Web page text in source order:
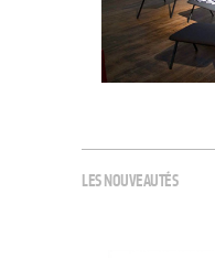
LES NOUVEAUTÉS